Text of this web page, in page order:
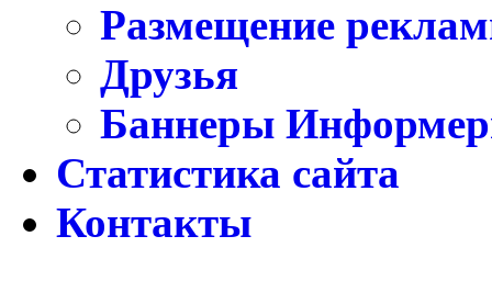
Размещение
Друзья
Баннеры
Статистика сайта
Контакты